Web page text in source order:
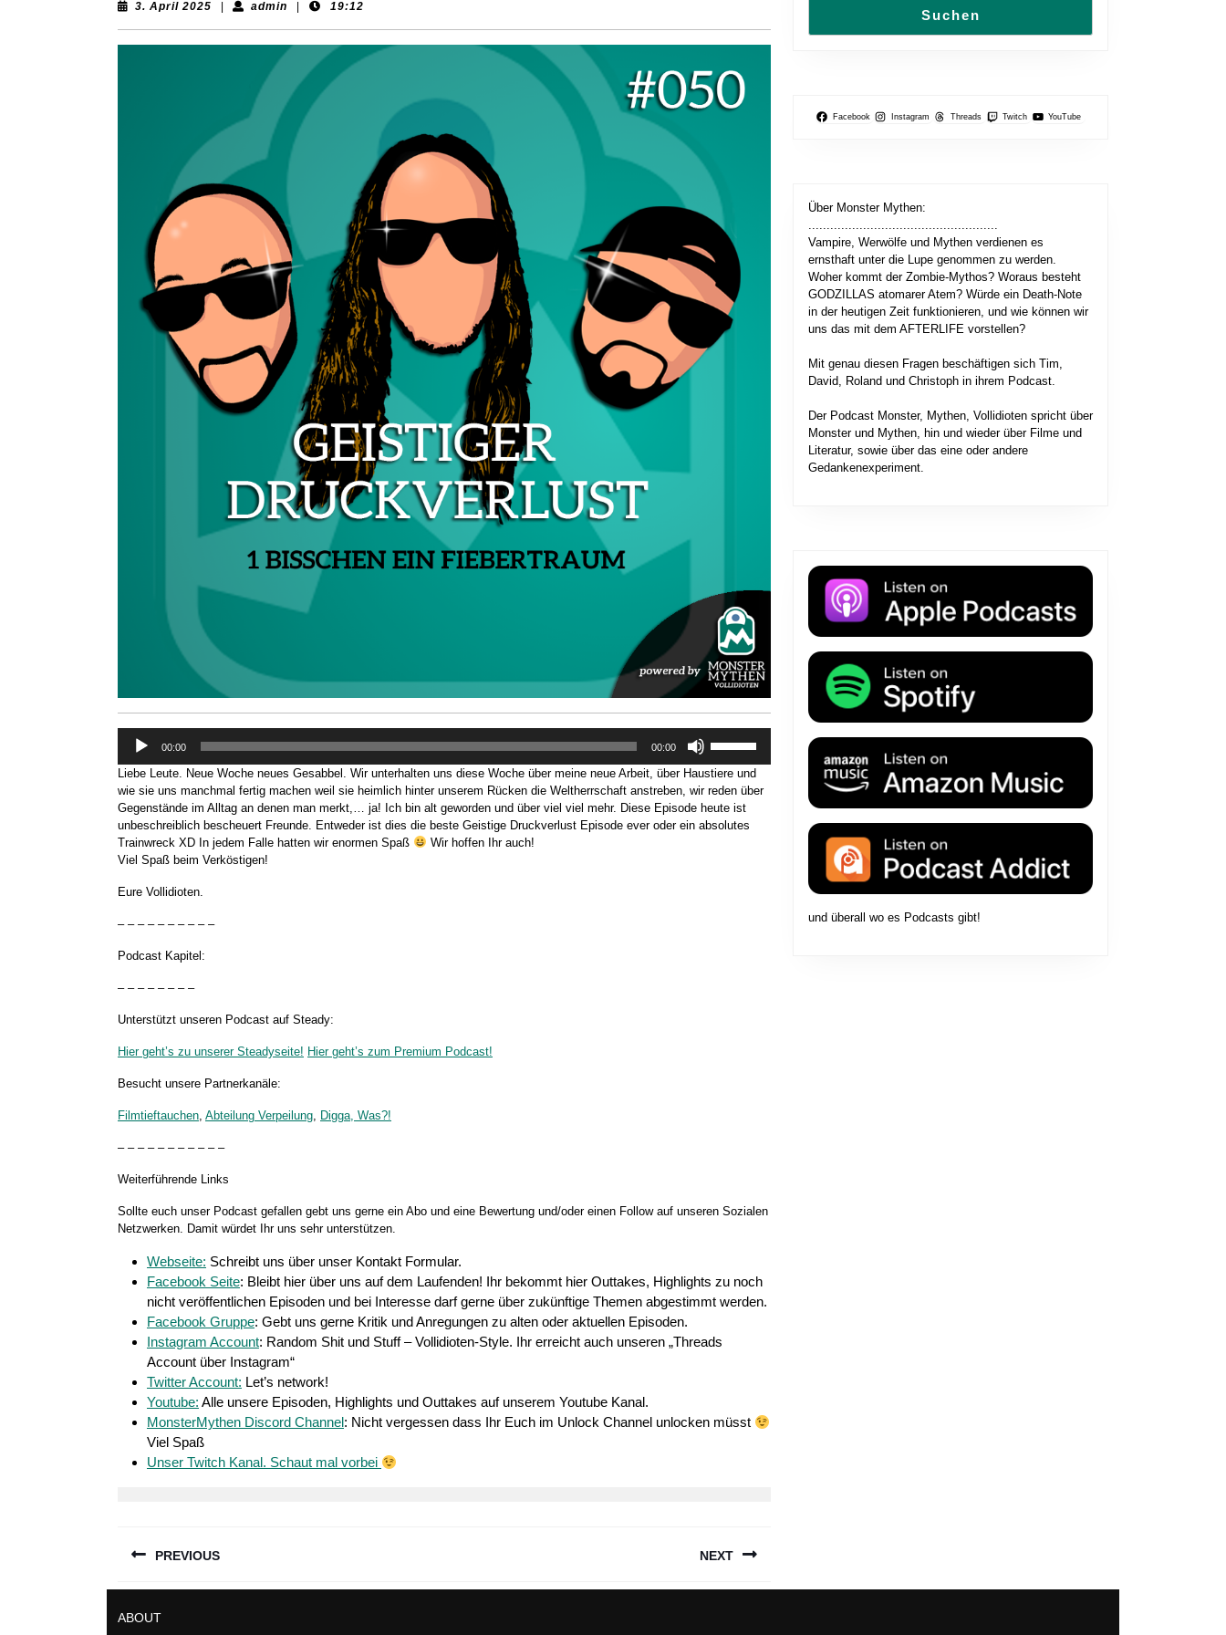
3. April 2025 admin admin 19:12
Audio-
Player
00:00 00:00
benutzen,
um
die
Liebe Leute. Neue Woche neues Gesabbel. Wir unterhalten uns diese Woche über meine neue Arbeit, über Haustiere und
wie sie uns manchmal fertig machen weil sie heimlich hinter unserem Rücken die Weltherrschaft anstreben, wir reden über
Gegenstände im Alltag an denen man merkt,… ja! Ich bin alt geworden und über viel viel mehr. Diese Episode heute ist
unbeschreiblich bescheuert Freunde. Entweder ist dies die beste Geistige Druckverlust Episode ever oder ein absolutes
Trainwreck XD In jedem Falle hatten wir enormen Spaß
Wir hoffen Ihr auch!
Viel Spaß beim Verköstigen!
Eure Vollidioten.
– – – – – – – – – –
Podcast Kapitel:
– – – – – – – –
Unterstützt unseren Podcast auf Steady:
Hier geht’s zu unserer Steadyseite! Hier geht’s zum Premium Podcast!
Besucht unsere Partnerkanäle:
Filmtieftauchen, Abteilung Verpeilung, Digga, Was?!
– – – – – – – – – – –
Weiterführende Links
Sollte euch unser Podcast gefallen gebt uns gerne ein Abo und eine Bewertung und/oder einen Follow auf unseren Sozialen
Netzwerken. Damit würdet Ihr uns sehr unterstützen.
Webseite: Schreibt uns über unser Kontakt Formular.
Facebook Seite: Bleibt hier über uns auf dem Laufenden! Ihr bekommt hier Outtakes, Highlights zu noch
nicht veröffentlichen Episoden und bei Interesse darf gerne über zukünftige Themen abgestimmt werden.
Facebook Gruppe: Gebt uns gerne Kritik und Anregungen zu alten oder aktuellen Episoden.
Instagram Account: Random Shit und Stuff – Vollidioten-Style. Ihr erreicht auch unseren „Threads
Account über Instagram“
Twitter Account: Let’s network!
Youtube: Alle unsere Episoden, Highlights und Outtakes auf unserem Youtube Kanal.
MonsterMythen Discord Channel: Nicht vergessen dass Ihr Euch im Unlock Channel unlocken müsst
Viel Spaß
Unser Twitch Kanal. Schaut mal vorbei
PREVIOUS
post:
NEXT
Suchen
Facebook Instagram Threads Twitch YouTube
Über Monster Mythen:
....................................................
Vampire, Werwölfe und Mythen verdienen es
ernsthaft unter die Lupe genommen zu werden.
Woher kommt der Zombie-Mythos? Woraus besteht
GODZILLAS atomarer Atem? Würde ein Death-Note
in der heutigen Zeit funktionieren, und wie können wir
uns das mit dem AFTERLIFE vorstellen?
Mit genau diesen Fragen beschäftigen sich Tim,
David, Roland und Christoph in ihrem Podcast.
Der Podcast Monster, Mythen, Vollidioten spricht über
Monster und Mythen, hin und wieder über Filme und
Literatur, sowie über das eine oder andere
Gedankenexperiment.
und überall wo es Podcasts gibt!
ABOUT